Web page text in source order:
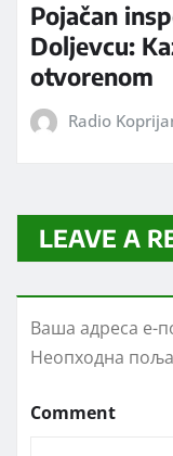
Pojačan
Doljevcu:
otvorenom
Radio
LEAVE A
Ваша адреса е-
Неопходна
Comment